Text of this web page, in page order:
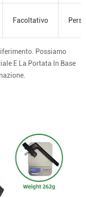
Facoltativo
Possiamo
E La Portata In Base